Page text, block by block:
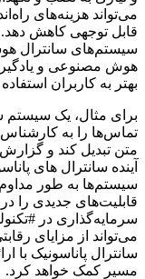
می‌تواند هزینه‌های
قابل توجهی کاهش دهد.
سیستم‌های سانترال
هوش مصنوعی و
بهتر به کاربران
برای مثال، یک سیستم
تماس‌ها را به کارشناس
متن تبدیل کند و
آینده سانترال های
سیستم‌ها به طور
قابلیت‌های جدیدی را در
سرمایه‌گذاری در
می‌تواند از مزایای
سانترال پاناسونیک با
مسیر کمک خواهد کرد.